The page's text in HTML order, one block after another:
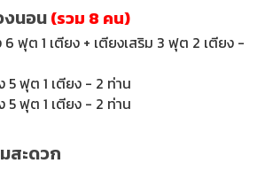
งนอน(รวม 8 คน)
6 ฟุต 1 เตียง + เตียงเสริม 3 ฟุต 2 เตียง -
5 ฟุต 1 เตียง - 2 ท่าน
5 ฟุต 1 เตียง - 2 ท่าน
สะดวก